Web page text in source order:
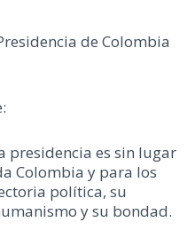
de Colombia
presidencia es sin lugar
Colombia y para los
política, su
y su bondad.